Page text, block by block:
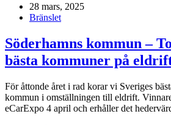
28 mars, 2025
Bränslet
Söderhamns kommun –
bästa kommuner på
För åttonde året i rad korar vi Sveriges
kommun i omställningen till eldrift.
eCarExpo 4 april och erhåller det